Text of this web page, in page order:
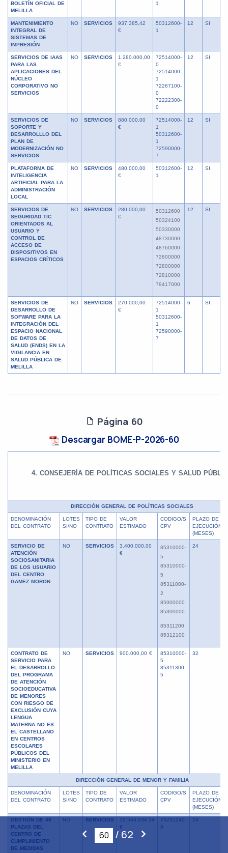
/ 62
BOLETÍN OFICIAL DE
MELILLA
1
MANTENIMIENTO
INTEGRAL DE
SISTEMAS DE
IMPRESIÓN
NO SERVICIOS
937.385,42
€
50312600-
1
12 SI
SERVICIOS DE IAAS
PARA LAS
APLICACIONES DEL
NÚCLEO
CORPORATIVO NO
SERVICIOS
NO SERVICIOS
1.280.000,00
€
72514000-
0
72514000-
1
72267100-
0
72222300-
0
12 SI
SERVICIOS DE
SOPORTE Y
DESARROLLLO DEL
PLAN DE
MODERNIZACIÓN NO
SERVICIOS
NO SERVICIOS
880.000,00
€
72514000-
1
50312600-
1
72590000-
7
12 SI
PLATAFORMA DE
INTELIGENCIA
ARTIFICIAL PARA LA
ADMINISTRACIÓN
LOCAL
NO SERVICIOS
480.000,00
€
50312600-
1
12 SI
SERVICIOS DE
SEGURIDAD TIC
ORIENTADOS AL
USUARIO Y
CONTROL DE
ACCESO DE
DISPOSITIVOS EN
ESPACIOS CRÍTICOS
NO SERVICIOS
280.000,00
€
50312600
50324100
50330000
48730000
48760000
72600000
72800000
72810000
79417000
12 SI
SERVICIOS DE
DESARROLLO DE
SOFWARE PARA LA
INTEGRACIÓN DEL
ESPACIO NACIONAL
DE DATOS DE
SALUD (ENDS) EN LA
VIGILANCIA EN
SALUD PÚBLICA DE
MELILLA
NO SERVICIOS
270.000,00
€
72514000-
1
50312600-
1
72590000-
7
6 SI
Página 60
Descargar BOME-P-2026-60
4. CONSEJERÍA DE POLÍTICAS SOCIALES Y SALUD
DIRECCIÓN GENERAL DE POLÍTICAS SOCIALES
DENOMINACIÓN
DEL CONTRATO
LOTES
SI/NO
TIPO DE
CONTRATO
VALOR
ESTIMADO
CODIGO/S
CPV
PLAZO DE
EJECUCIÓN
(MESES)
SERVICIO DE
ATENCIÓN
SOCIOSANITARIA
DE LOS USUARIO
DEL CENTRO
GAMEZ MORON
NO SERVICIOS
3.400.000,00
€
85310000-
5
85310000-
5
85311000-
2
85000000
85300000
85311200
85312100
24
CONTRATO DE
SERVICIO PARA
EL DESARROLLO
DEL PROGRAMA
DE ATENCIÓN
SOCIOEDUCATIVA
DE MENORES
CON RIESGO DE
EXCLUSIÓN CUYA
LENGUA
MATERNA NO ES
EL CASTELLANO
EN CENTROS
ESCOLARES
PÚBLICOS DEL
MINISTERIO EN
MELILLA
NO SERVICIOS 900.000,00 €
85310000-
5
85311300-
5
32
DIRECCIÓN GENERAL DE MENOR Y FAMILIA
DENOMINACIÓN
DEL CONTRATO
LOTES
SI/NO
TIPO DE
CONTRATO
VALOR
ESTIMADO
CODIGO/S
CPV
PLAZO DE
EJECUCIÓN
(MESES)
GESTIÓN DE 48
PLAZAS DEL
CENTRO DE
CUMPLIMIENTO
DE MEDIDAS
NO SERVICIOS
19.546.634,34
€
75231240-
8
24